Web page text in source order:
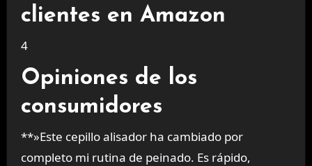
clientes en Amazon
4
Opiniones de los
consumidores
**»Este cepillo alisador ha cambiado por
completo mi rutina de peinado. Es rápido,